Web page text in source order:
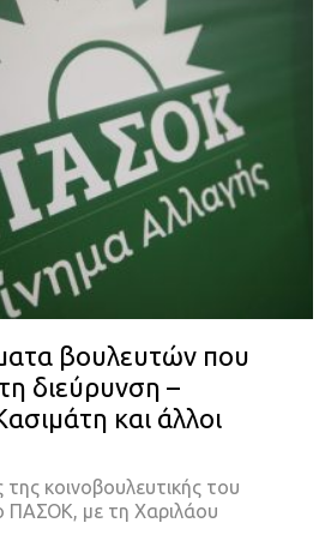
βουλευτών που
διεύρυνση –
και άλλοι
της κοινοβουλευτικής του
ΠΑΣΟΚ, με τη Χαριλάου